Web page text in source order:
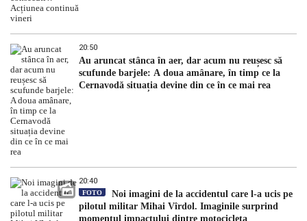
20:50
Au aruncat stânca în aer, dar acum nu reușesc să
scufunde barjele: A doua amânare, în timp ce la
Cernavodă situația devine din ce în ce mai rea
20:40
FOTO
Noi imagini de la accidentul care l-a ucis pe
pilotul militar Mihai Vîrdol. Imaginile surprind
momentul impactului dintre motocicleta